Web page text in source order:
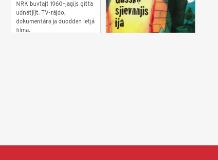
NRK buvtajt 1960-jagijs gitta
udnátjijt. TV-rájdo,
dokumentára ja duodden ietjá
filma.